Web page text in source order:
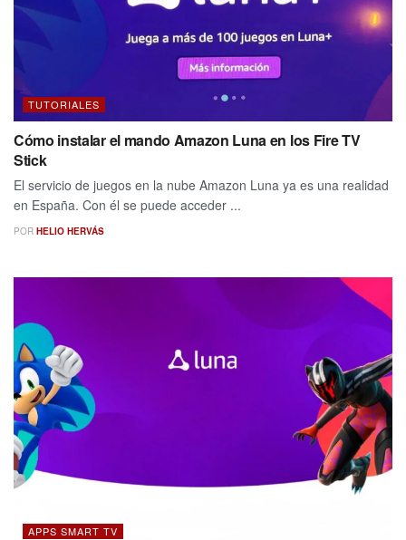
TUTORIALES
Cómo instalar el mando Amazon Luna en los Fire TV
Stick
El servicio de juegos en la nube Amazon Luna ya es una realidad
en España. Con él se puede acceder ...
POR HELIO HERVÁS
APPS SMART TV